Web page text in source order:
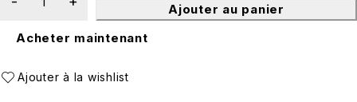
Ajouter au panier
Acheter maintenant